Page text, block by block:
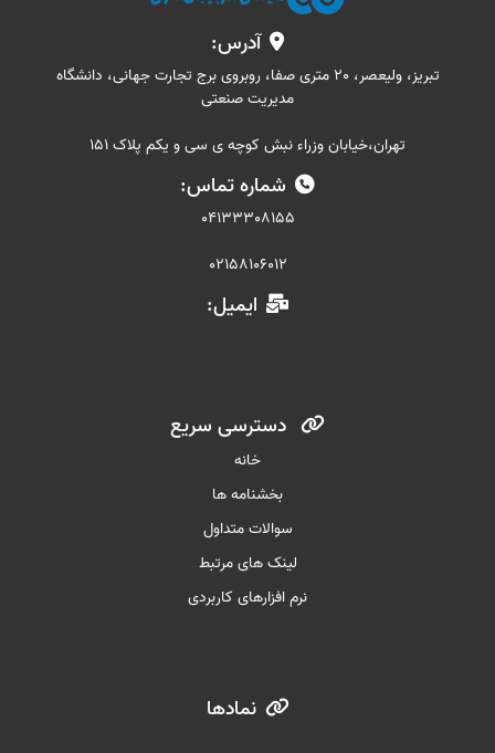
آدرس:
تبریز، ولیعصر، 20 متری صفا، روبروی برج تجارت جهانی، دانشگاه
مدیریت صنعتی
تهران،خیابان وزراء نبش کوچه ی سی و یکم پلاک 151
شماره تماس:
04133308155
02158106012
ایمیل:
دسترسی سریع
خانه
بخشنامه ها
سوالات متداول
لینک های مرتبط
نرم افزارهای کاربردی
نمادها